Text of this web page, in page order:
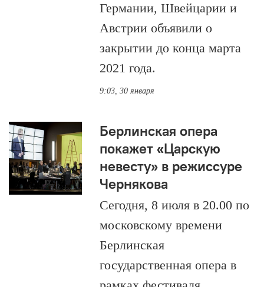
Германии, Швейцарии и
Австрии объявили о
закрытии до конца марта
2021 года.
9:03, 30 января
Берлинская опера
покажет «Царскую
невесту» в режиссуре
Чернякова
Сегодня, 8 июля в 20.00 по
московскому времени
Берлинская
государственная опера в